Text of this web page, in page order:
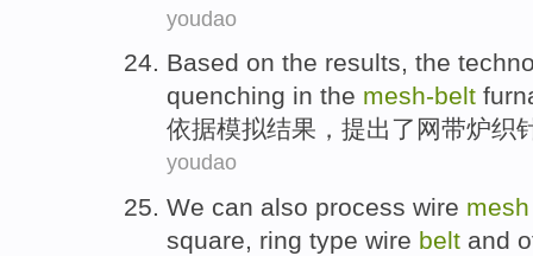
youdao
Based on the results, the
quenching in the mesh-belt
依据模拟结果 ，提出了 网带炉织
youdao
We can also process wire mesh
square, ring type wire belt and